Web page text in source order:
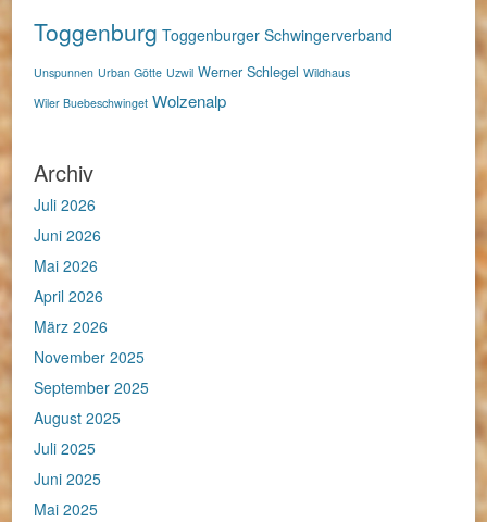
Toggenburg Toggenburger Schwingerverband
Unspunnen Urban Götte Uzwil Werner Schlegel Wildhaus
Wiler Buebeschwinget Wolzenalp
Archiv
Juli 2026
Juni 2026
Mai 2026
April 2026
März 2026
November 2025
September 2025
August 2025
Juli 2025
Juni 2025
Mai 2025